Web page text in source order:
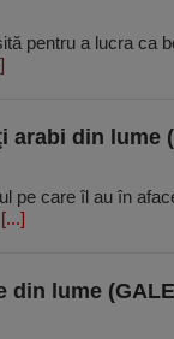
pentru a lucra ca
din lume
pe care îl au în
[...]
lume